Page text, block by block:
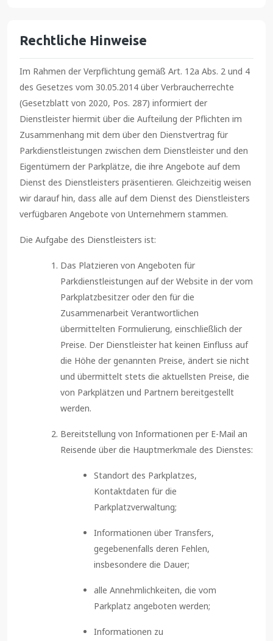
Rechtliche Hinweise
Im Rahmen der Verpflichtung gemäß Art. 12a Abs. 2 und 4
des Gesetzes vom 30.05.2014 über Verbraucherrechte
(Gesetzblatt von 2020, Pos. 287) informiert der
Dienstleister hiermit über die Aufteilung der Pflichten im
Zusammenhang mit dem über den Dienstvertrag für
Parkdienstleistungen zwischen dem Dienstleister und den
Eigentümern der Parkplätze, die ihre Angebote auf dem
Dienst des Dienstleisters präsentieren. Gleichzeitig weisen
wir darauf hin, dass alle auf dem Dienst des Dienstleisters
verfügbaren Angebote von Unternehmern stammen.
Die Aufgabe des Dienstleisters ist:
Das Platzieren von Angeboten für
Parkdienstleistungen auf der Website in der vom
Parkplatzbesitzer oder den für die
Zusammenarbeit Verantwortlichen
übermittelten Formulierung, einschließlich der
Preise. Der Dienstleister hat keinen Einfluss auf
die Höhe der genannten Preise, ändert sie nicht
und übermittelt stets die aktuellsten Preise, die
von Parkplätzen und Partnern bereitgestellt
werden.
Bereitstellung von Informationen per E-Mail an
Reisende über die Hauptmerkmale des Dienstes:
Standort des Parkplatzes,
Kontaktdaten für die
Parkplatzverwaltung;
Informationen über Transfers,
gegebenenfalls deren Fehlen,
insbesondere die Dauer;
alle Annehmlichkeiten, die vom
Parkplatz angeboten werden;
Informationen zu